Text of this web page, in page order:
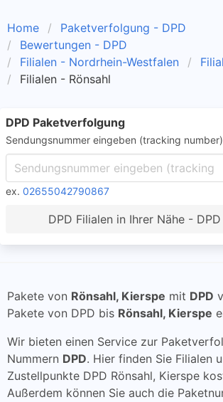
Home
Paketverfolgung - DPD
Bewertungen - DPD
Filialen - Nordrhein-Westfalen
Filialen - Rönsahl
DPD Paketverfolgung
Sendungsnummer eingeben (tracking number)
ex. 02655042790867
DPD Filialen in Ihrer Nähe -
Pakete von Rönsahl, Kierspe mit DPD
Pakete von DPD bis Rönsahl, Kierspe
Wir bieten einen Service zur
Nummern DPD. Hier finden Sie Filialen
Zustellpunkte DPD Rönsahl, Kierspe
Außerdem können Sie auch die